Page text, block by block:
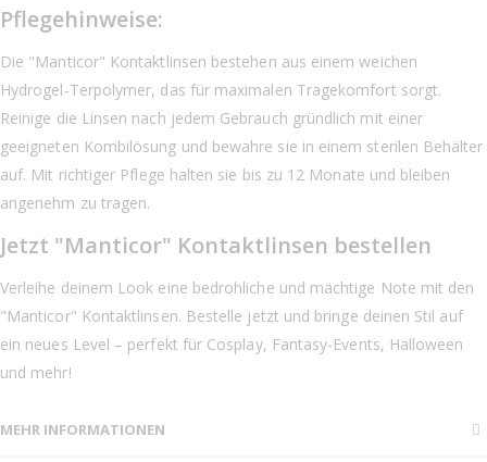
Pflegehinweise:
Die "Manticor" Kontaktlinsen bestehen aus einem weichen
Hydrogel-Terpolymer, das für maximalen Tragekomfort sorgt.
Reinige die Linsen nach jedem Gebrauch gründlich mit einer
geeigneten Kombilösung und bewahre sie in einem sterilen Behälter
auf. Mit richtiger Pflege halten sie bis zu 12 Monate und bleiben
angenehm zu tragen.
Jetzt "Manticor" Kontaktlinsen bestellen
Verleihe deinem Look eine bedrohliche und mächtige Note mit den
"Manticor" Kontaktlinsen. Bestelle jetzt und bringe deinen Stil auf
ein neues Level – perfekt für Cosplay, Fantasy-Events, Halloween
und mehr!
MEHR INFORMATIONEN